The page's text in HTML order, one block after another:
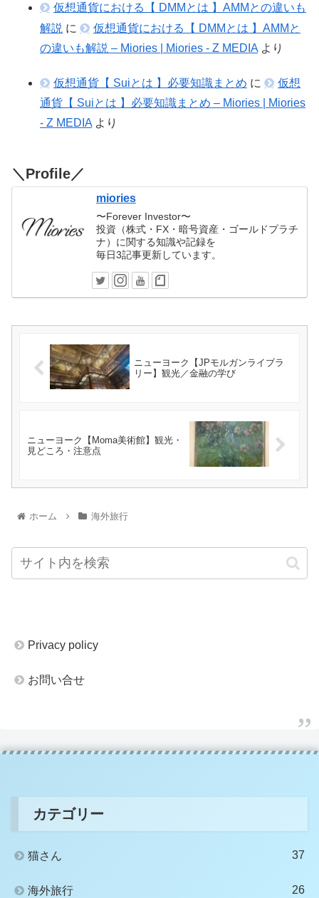
仮想通貨における【 DMMとは 】AMMとの違いも
解説 に
仮想通貨における【 DMMとは 】AMMと
の違いも解説 – Miories | Miories - Z MEDIA より
仮想通貨【 Suiとは 】必要知識まとめ に
仮想
通貨【 Suiとは 】必要知識まとめ – Miories | Miories
- Z MEDIA より
＼Profile／
miories
〜Forever Investor〜
投資（株式・FX・暗号資産・ゴールドプラチ
ナ）に関する知識や記録を
毎日3記事更新しています。
ニューヨーク【JPモルガンライブラ
リー】観光／金融の学び
ニューヨーク【Moma美術館】観光・
見どころ・注意点
ホーム 海外旅行
Privacy policy
お問い合せ
カテゴリー
猫さん 37
海外旅行 26